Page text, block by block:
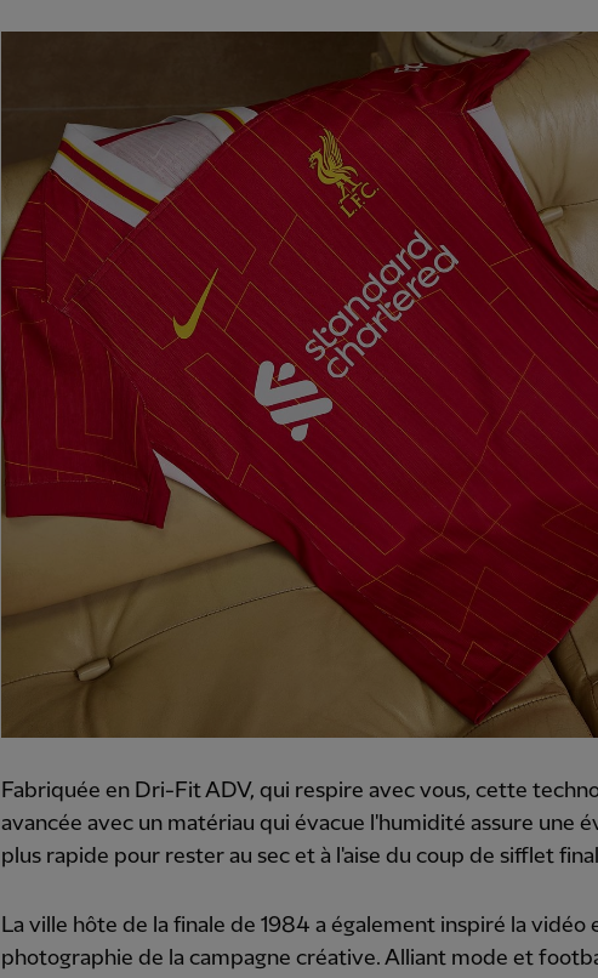
Fabriquée en Dri-Fit ADV, qui respire avec vous, cette
avancée avec un matériau qui évacue l'humidité assure une
plus rapide pour rester au sec et à l'aise du coup de sifflet
La ville hôte de la finale de 1984 a également inspiré la vidéo
photographie de la campagne créative. Alliant mode et